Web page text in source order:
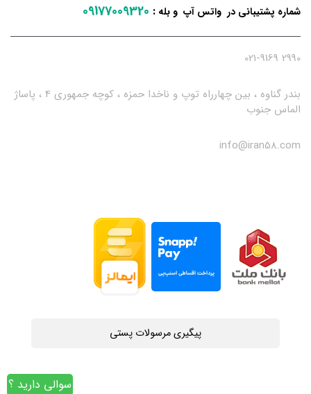
شماره پشتیبانی در واتس آپ و بله :
09177009320
2990 021-9169
بندر گناوه ، بین چهارراه توپ و ناخدا حمزه ، کوچه جمهوری 4 ، پاساژ
الماس جنوب
info@iran58.com
پیگیری مرسولات پستی
سوالی دارید ؟